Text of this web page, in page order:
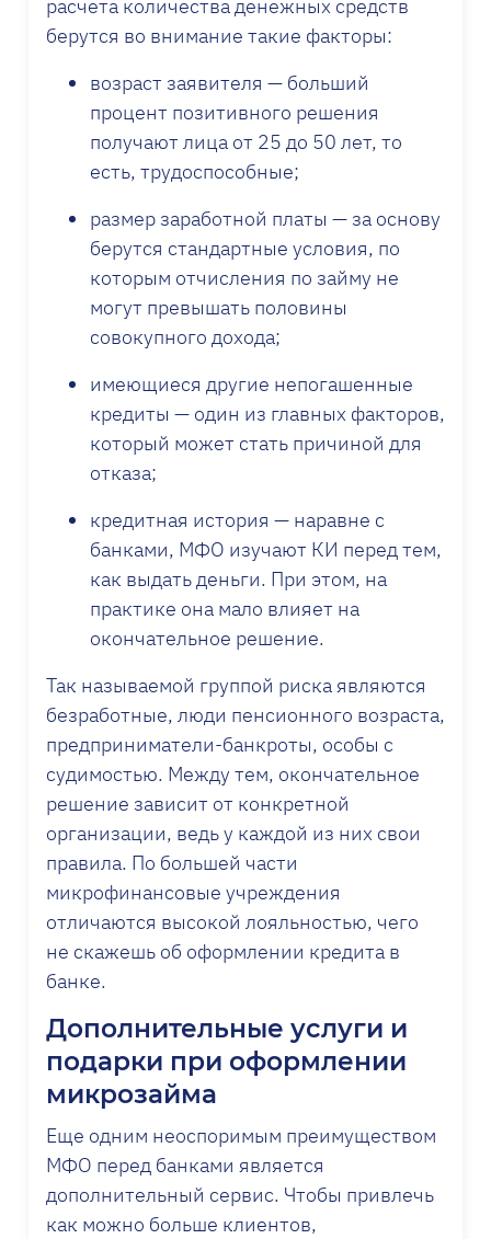
расчета количества денежных средств
берутся во внимание такие факторы:
возраст заявителя — больший
процент позитивного решения
получают лица от 25 до 50 лет, то
есть, трудоспособные;
размер заработной платы — за основу
берутся стандартные условия, по
которым отчисления по займу не
могут превышать половины
совокупного дохода;
имеющиеся другие непогашенные
кредиты — один из главных факторов,
который может стать причиной для
отказа;
кредитная история — наравне с
банками, МФО изучают КИ перед тем,
как выдать деньги. При этом, на
практике она мало влияет на
окончательное решение.
Так называемой группой риска являются
безработные, люди пенсионного возраста,
предприниматели-банкроты, особы с
судимостью. Между тем, окончательное
решение зависит от конкретной
организации, ведь у каждой из них свои
правила. По большей части
микрофинансовые учреждения
отличаются высокой лояльностью, чего
не скажешь об оформлении кредита в
банке.
Дополнительные услуги и
подарки при оформлении
микрозайма
Еще одним неоспоримым преимуществом
МФО перед банками является
дополнительный сервис. Чтобы привлечь
как можно больше клиентов,